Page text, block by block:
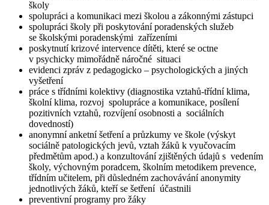
školy
spolupráci a komunikaci mezi školou a zákonnými zástupci
spolupráci školy při poskytování poradenských služeb
se školskými poradenskými zařízeními
poskytnutí krizové intervence dítěti, které se octne
v psychicky mimořádně náročné situaci
evidenci zpráv z pedagogicko – psychologických a jiných
vyšetření
práce s třídními kolektivy (diagnostika vztahů-třídní klima,
školní klima, rozvoj spolupráce a komunikace, posílení
pozitivních vztahů, rozvíjení osobnosti a sociálních
dovedností)
anonymní anketní šetření a průzkumy ve škole (výskyt
sociálně patologických jevů, vztah žáků k vyučovacím
předmětům apod.) a konzultování zjištěných údajů s vedením
školy, výchovným poradcem, školním metodikem prevence,
třídním učitelem, při důsledném zachovávání anonymity
jednotlivých žáků, kteří se šetření účastnili
preventivní programy pro žáky